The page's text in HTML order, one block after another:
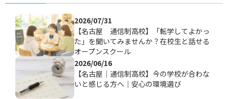
2026/07/31
【名古屋 通信制高校】「転学してよかっ
た」を聞いてみませんか？在校生と話せる
オープンスクール
2026/06/16
【名古屋│通信制高校】今の学校が合わな
いと感じる方へ│安心の環境選び